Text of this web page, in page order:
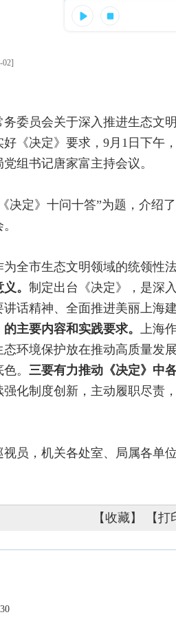
02]
务委员会关于深入推进生态
《决定》要求，9月1日下午
组书记唐家富主持会议。
决定》十问十答”为题，介绍
全市生态文明领域的统领性
。 制定出台《决定》，是深
话精神、全面推进美丽上海
主要内容和实践要求。 上海
环境保护放在推动高质量发
。 三要有力推动《决定》中
化制度创新，主动履职尽责
员，机关各处室、局属各单
【收藏】 【打